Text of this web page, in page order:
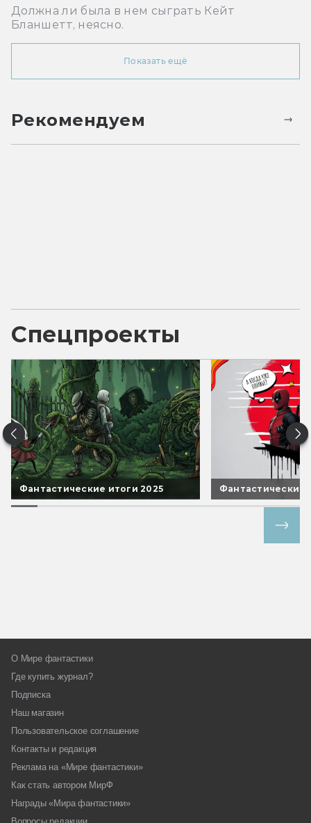
Должна ли была в нем сыграть Кейт
Бланшетт, неясно.
Показать ещё
Рекомендуем
Спецпроекты
Фантастические итоги 2025 Фантастические
О Мире фантастики
Где купить журнал?
Подписка
Наш магазин
Пользовательское соглашение
Контакты и редакция
Реклама на «Мире фантастики»
Как стать автором МирФ
Награды «Мира фантастики»